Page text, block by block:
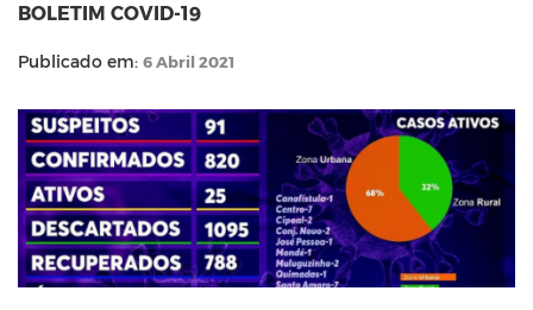
BOLETIM COVID-19
Publicado em: 6 Abril 2021